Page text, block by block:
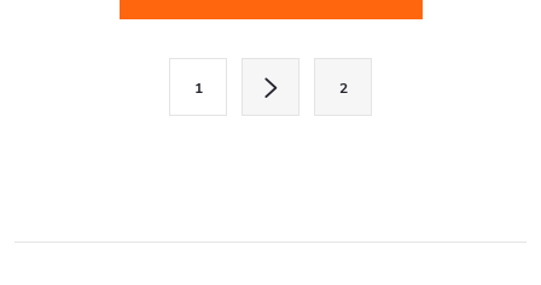
k
1 2